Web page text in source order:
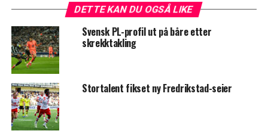
DETTE KAN DU OGSÅ LIKE
Svensk PL-profil ut på båre etter
skrekktakling
Stortalent fikset ny Fredrikstad-seier